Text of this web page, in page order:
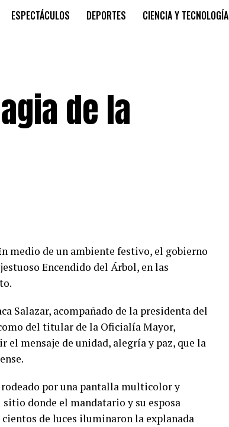
ESPECTÁCULOS DEPORTES CIENCIA Y TECNOLOGÍA
de la
medio de un ambiente festivo, el gobierno
Encendido del Árbol, en las
Salazar, acompañado de la presidenta del
del titular de la Oficialía Mayor,
el mensaje de unidad, alegría y paz, que la
por una pantalla multicolor y
donde el mandatario y su esposa
de luces iluminaron la explanada